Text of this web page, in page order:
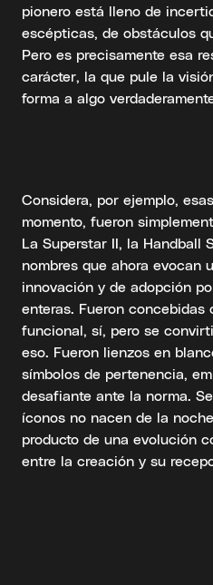
pionero está lleno de
escépticas, de obstáculos
Pero es precisamente esa
carácter, la que pule la
forma a algo
Considera, por ejemplo,
momento, fueron
La Superstar II, la Handball
nombres que ahora evocan
innovación y de adopción
enteras. Fueron concebidas
funcional, sí, pero se
eso. Fueron lienzos en
símbolos de pertenencia,
desafiante ante la norma.
íconos no nacen de la
producto de una evolución
entre la creación y su